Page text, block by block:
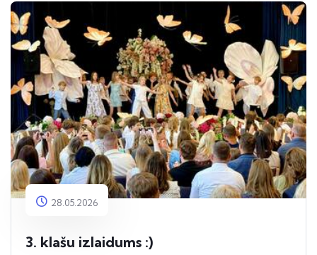
28.05.2026
3. klašu izlaidums :)